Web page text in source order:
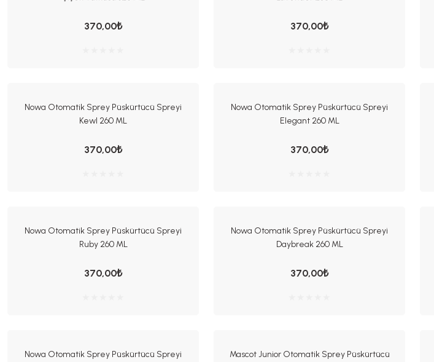
370,00₺ 370,00₺
Nowa Otomatik Sprey Püskürtücü Spreyi
Kewl 260 ML
370,00₺
Nowa Otomatik Sprey Püskürtücü Spreyi
Elegant 260 ML
370,00₺
Nowa Otomatik Sprey Püskürtücü Spreyi
Ruby 260 ML
370,00₺
Nowa Otomatik Sprey Püskürtücü Spreyi
Daybreak 260 ML
370,00₺
Nowa Otomatik Sprey Püskürtücü Spreyi
Mascot Junior Otomatik Sprey Püskürtücü